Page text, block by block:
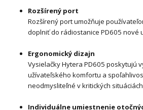
Rozšírený port
Rozšírený port umožňuje
doplniť do rádiostanice PD605 nové
Ergonomický dizajn
Vysielačky Hytera PD605 poskytujú
užívateľského komfortu a
neodmysliteľné v kritických
Individuálne umiestnenie